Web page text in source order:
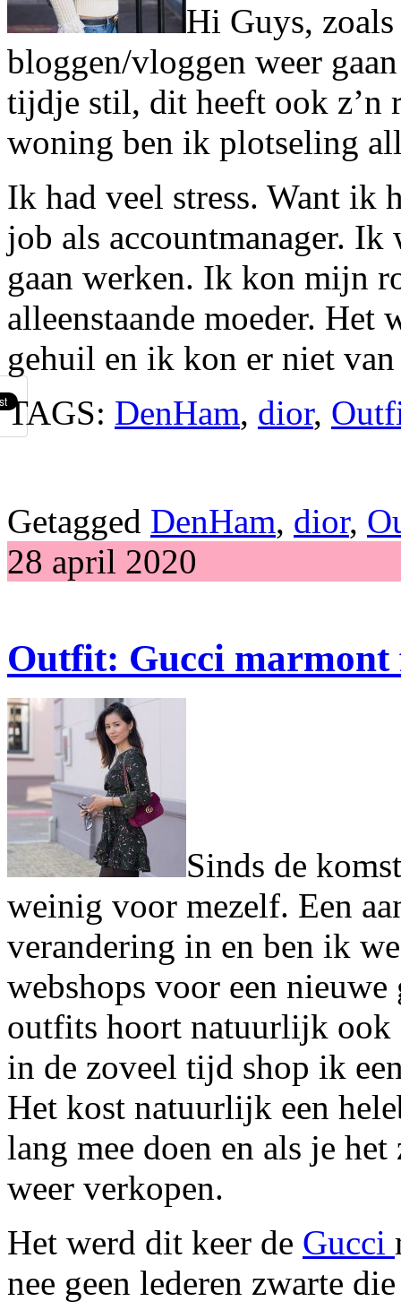
Hi Guys,
bloggen/vloggen weer
tijdje stil, dit heeft ook z’n
woning ben ik plotseling
Ik had veel stress. Want ik
job als accountmanager.
gaan werken. Ik kon mijn
alleenstaande moeder.
gehuil en ik kon er niet
TAGS: DenHam, dior,
Getagged DenHam, dior,
28 april 2020
Outfit: Gucci marmont
Sinds de
weinig voor mezelf. Een
verandering in en ben ik
webshops voor een
outfits hoort natuurlijk ook
in de zoveel tijd shop ik
Het kost natuurlijk een
lang mee doen en als je
weer verkopen.
Het werd dit keer de Gucci
nee geen lederen zwarte